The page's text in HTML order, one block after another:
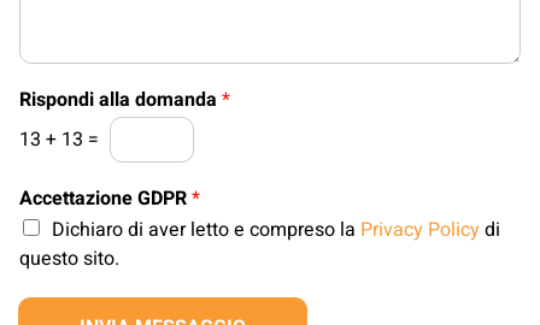
g
i
*
Rispondi alla domanda *
13 + 13 =
Accettazione GDPR*
Dichiaro di aver letto e compreso la Privacy Policydi
questo sito.